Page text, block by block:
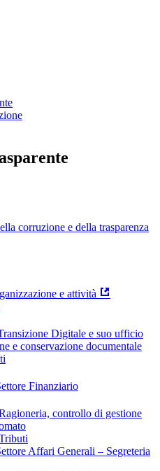
corruzione e della trasparenza
e attività
Digitale e suo ufficio
e conservazione documentale
Finanziario
controllo di gestione
Affari Generali – Segreteria